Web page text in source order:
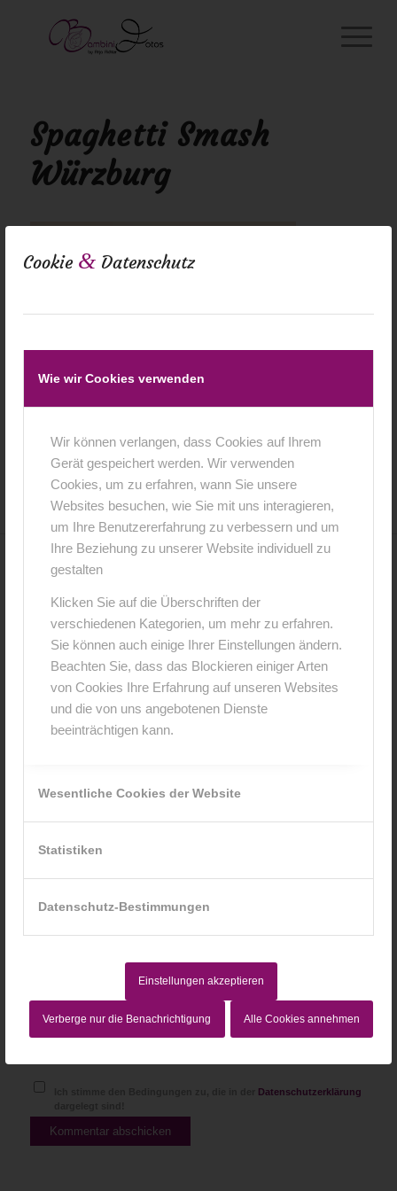
Cookie & Datenschutz
Wie wir Cookies verwenden
Wir können verlangen, dass Cookies auf Ihrem
Gerät gespeichert werden. Wir verwenden
Cookies, um zu erfahren, wann Sie unsere
Websites besuchen, wie Sie mit uns interagieren,
um Ihre Benutzererfahrung zu verbessern und um
Ihre Beziehung zu unserer Website individuell zu
gestalten
Klicken Sie auf die Überschriften der
verschiedenen Kategorien, um mehr zu erfahren.
Sie können auch einige Ihrer Einstellungen ändern.
Beachten Sie, dass das Blockieren einiger Arten
von Cookies Ihre Erfahrung auf unseren Websites
und die von uns angebotenen Dienste
beeinträchtigen kann.
Wesentliche Cookies der Website
Statistiken
Datenschutz-Bestimmungen
Einstellungen akzeptieren
Verberge nur die Benachrichtigung Alle Cookies annehmen
Spaghetti Smash
Würzburg
24. April 2018 / 0 Kommentare / vonanja
KOMMENTARE
Hinterlasse einen Kommentar
An der Diskussion beteiligen?
Datenschutzerklärung